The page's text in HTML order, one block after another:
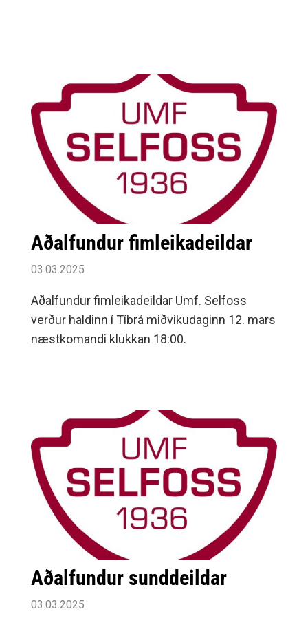
Aðalfundur fimleikadeildar
03.03.2025
Aðalfundur fimleikadeildar Umf. Selfoss
verður haldinn í Tíbrá miðvikudaginn 12. mars
næstkomandi klukkan 18:00.
Aðalfundur sunddeildar
03.03.2025